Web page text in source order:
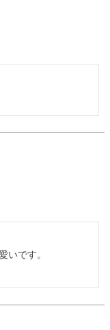
いです。